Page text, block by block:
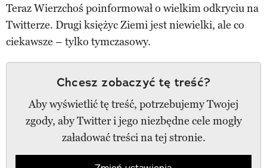
Teraz Wierzchoś poinformował o wielkim odkryciu na
Twitterze. Drugi księżyc Ziemi jest niewielki, ale co
ciekawsze – tylko tymczasowy.
Chcesz zobaczyć tę treść?
Aby wyświetlić tę treść, potrzebujemy Twojej
zgody, aby Twitter i jego niezbędne cele mogły
załadować treści na tej stronie.